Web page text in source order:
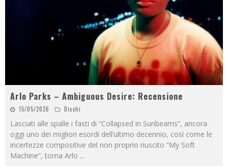
Arlo Parks – Ambiguous Desire: Recensione
15/05/2026 Dischi
Lasciati alle spalle i fasti di “Collapsed in Sunbeams”, ancora
oggi uno dei migliori esordi dell’ultimo decennio, così come le
incertezze compositive del non proprio riuscito “My Soft
Machine”, torna Arlo ...